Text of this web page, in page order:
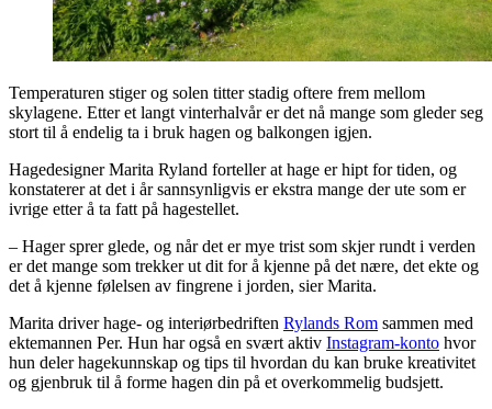
Temperaturen stiger og solen titter stadig oftere frem mellom
skylagene. Etter et langt vinterhalvår er det nå mange som gleder seg
stort til å endelig ta i bruk hagen og balkongen igjen.
Hagedesigner Marita Ryland forteller at hage er hipt for tiden, og
konstaterer at det i år sannsynligvis er ekstra mange der ute som er
ivrige etter å ta fatt på hagestellet.
– Hager sprer glede, og når det er mye trist som skjer rundt i verden
er det mange som trekker ut dit for å kjenne på det nære, det ekte og
det å kjenne følelsen av fingrene i jorden, sier Marita.
Marita driver hage- og interiørbedriften Rylands Rom sammen med
ektemannen Per. Hun har også en svært aktiv Instagram-konto hvor
hun deler hagekunnskap og tips til hvordan du kan bruke kreativitet
og gjenbruk til å forme hagen din på et overkommelig budsjett.